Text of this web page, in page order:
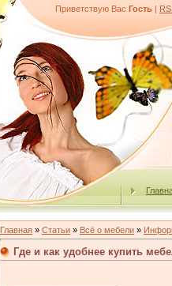
Приветствую Вас Гость |
Главная » Статьи » Всё о мебели »
Где и как удобнее купить